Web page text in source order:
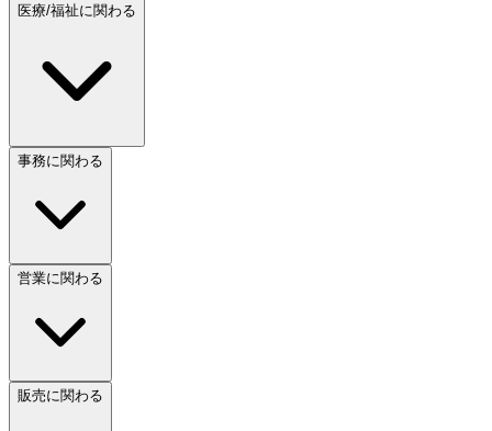
医療/福祉に関わる
事務に関わる
営業に関わる
販売に関わる